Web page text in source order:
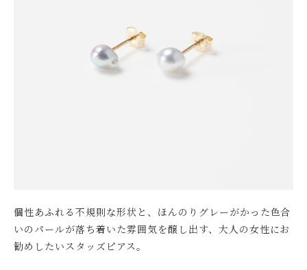
個性あふれる不規則な形状と、ほんのりグレーがかった色合
いのパールが落ち着いた雰囲気を醸し出す、大人の女性にお
勧めしたいスタッズピアス。